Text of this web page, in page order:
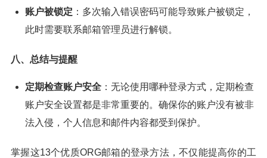
账户被锁定 ：多次输入错误密码可能导致账户被锁定，
此时需要联系邮箱管理员进行解锁。
八、总结与提醒
定期检查账户安全 ：无论使用哪种登录方式，定期检查
账户安全设置都是非常重要的。确保你的账户没有被非
法入侵，个人信息和邮件内容都受到保护。
掌握这13个优质ORG邮箱的登录方法，不仅能提高你的工